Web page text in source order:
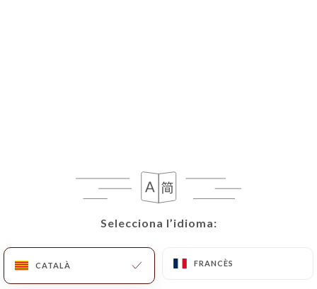
Selecciona l’idioma:
CATALÀ FRANCÈS
Selecciona l’idioma:
CATALÀ FRANCÈS